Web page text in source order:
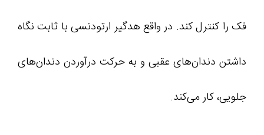
فک را کنترل کند. در واقع هدگیر ارتودنسی با ثابت نگاه
داشتن دندان‌های عقبی و به حرکت درآوردن دندان‌های
جلویی، کار می‌کند.